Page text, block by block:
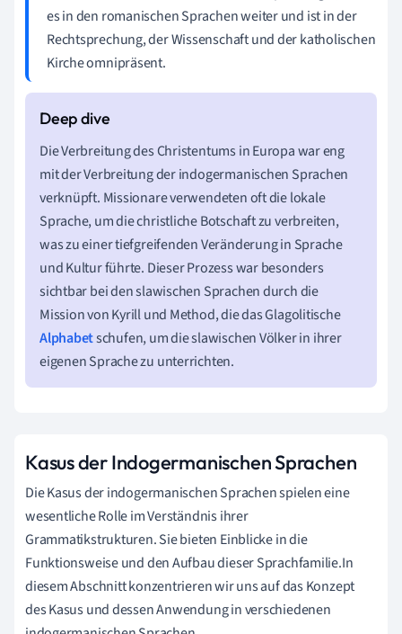
es in den romanischen Sprachen weiter und ist in der
Rechtsprechung, der Wissenschaft und der katholischen
Kirche omnipräsent.
Die Verbreitung des Christentums in Europa war eng
mit der Verbreitung der indogermanischen Sprachen
verknüpft. Missionare verwendeten oft die lokale
Sprache, um die christliche Botschaft zu verbreiten,
was zu einer tiefgreifenden Veränderung in Sprache
und Kultur führte. Dieser Prozess war besonders
sichtbar bei den slawischen Sprachen durch die
Mission von Kyrill und Method, die das Glagolitische
Alphabetschufen, um die slawischen Völker in ihrer
eigenen Sprache zu unterrichten.
Kasus der Indogermanischen Sprachen
Die Kasus der indogermanischen Sprachen spielen eine
wesentliche Rolle im Verständnis ihrer
Grammatikstrukturen. Sie bieten Einblicke in die
Funktionsweise und den Aufbau dieser Sprachfamilie.In
diesem Abschnitt konzentrieren wir uns auf das Konzept
des Kasus und dessen Anwendung in verschiedenen